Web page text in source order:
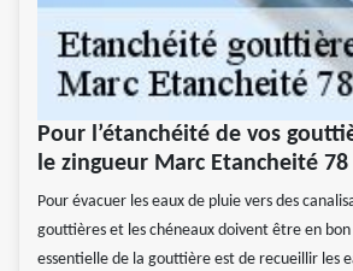
Pour l’étanchéité de vos
le zingueur Marc Etancheité 78
Pour évacuer les eaux de pluie vers des
gouttières et les chéneaux doivent être en
essentielle de la gouttière est de recueillir les